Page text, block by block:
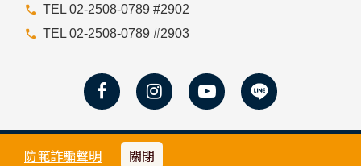
防範詐騙聲明 關閉
TEL 02-2508-0789 #2902
TEL 02-2508-0789 #2903
© 2023 YSTRAVEL All Rights Reserved.